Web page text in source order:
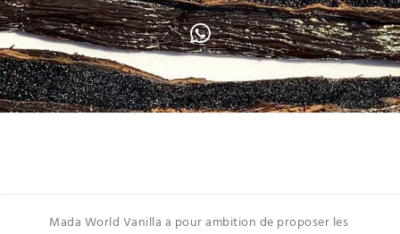
Mada World Vanilla a pour ambition de proposer les